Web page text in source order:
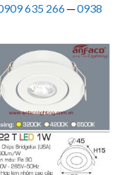
635 266─0938